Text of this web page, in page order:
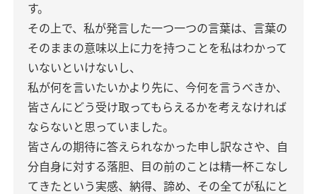
す。
その上で、私が発言した一つ一つの言葉は、言葉の
そのままの意味以上に力を持つことを私はわかって
いないといけないし、
私が何を言いたいかより先に、今何を言うべきか、
皆さんにどう受け取ってもらえるかを考えなければ
ならないと思っていました。
皆さんの期待に答えられなかった申し訳なさや、自
分自身に対する落胆、目の前のことは精一杯こなし
てきたという実感、納得、諦め、その全てが私にと